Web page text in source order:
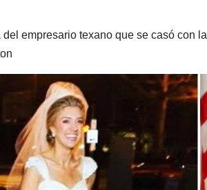
empresario texano que se casó con